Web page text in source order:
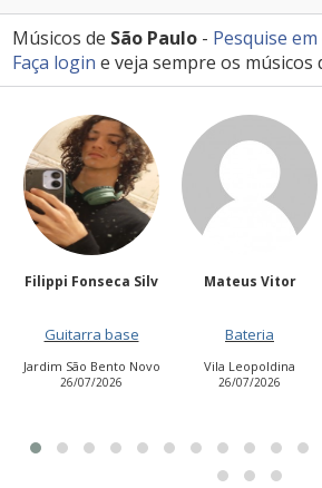
Músicos de São Paulo - Pesquise
Faça login e veja sempre os músicos
Silv
base
Novo
Mateus Vitor
Bateria
Vila Leopoldina
Anailuj
Jardim